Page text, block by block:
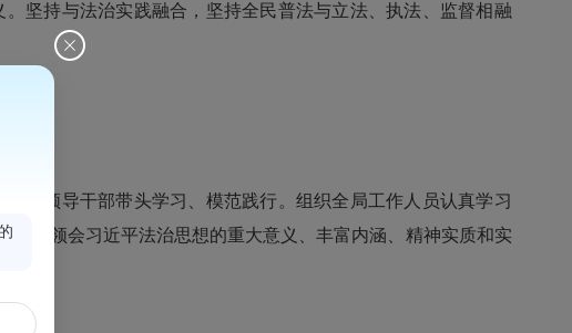
坚持与法治实践融合，坚持全民普法与立法、执法、监督相融
领导干部带头学习、模范践行。组织全局工作人员认真学习
切实领会习近平法治思想的重大意义、丰富内涵、精神实质和实